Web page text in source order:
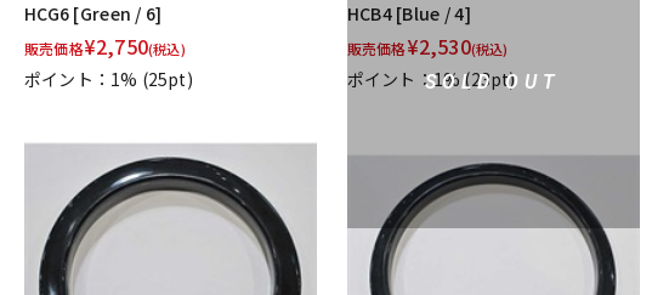
HCG6 [Green / 6]
販売価格¥2,750(税込)
ポイント：1% (25pt) SOLD OUT
HCB4 [Blue / 4]
販売価格¥2,530(税込)
ポイント：1%(23pt)